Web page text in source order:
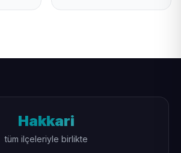
Hakkari
tüm ilçeleriyle birlikte